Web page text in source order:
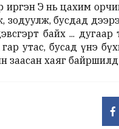
Э нь цахим
зодуулж, бусдад
байх ...
утас, бусад үнэ
заасан хаяг